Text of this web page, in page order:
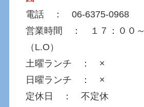
電話 ： 06-6375-0968
営業時間 ： １７：００～
（L.O）
土曜ランチ ： ×
日曜ランチ ： ×
定休日 ： 不定休